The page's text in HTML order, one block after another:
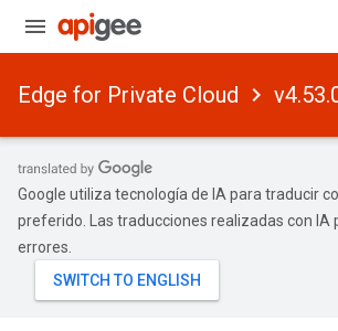
Edge for Private Cloud
Google utiliza tecnología de IA para traducir
preferido. Las traducciones realizadas con IA
errores.